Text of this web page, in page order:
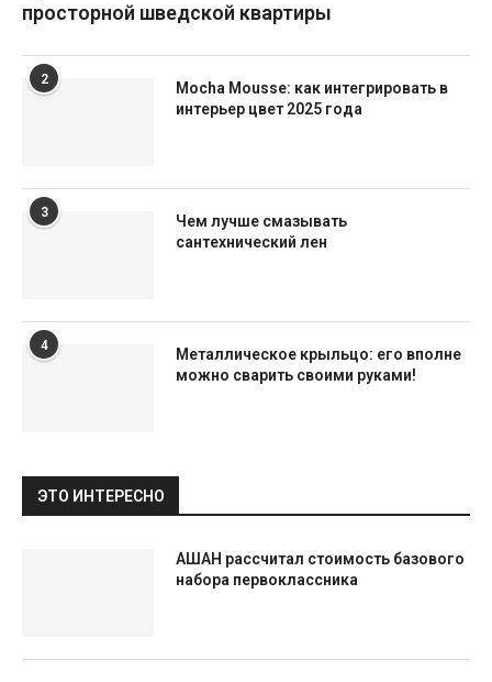
просторной шведской квартиры
2
Mocha Mousse: как интегрировать в
интерьер цвет 2025 года
3
Чем лучше смазывать
сантехнический лен
4
Металлическое крыльцо: его вполне
можно сварить своими руками!
ЭТО ИНТЕРЕСНО
АШАН рассчитал стоимость базового
набора первоклассника